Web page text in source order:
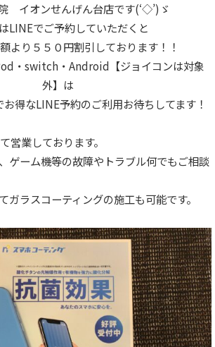
イオンせんげん台店です(‘◇’)ゞ
LINEでご予約していただくと
より５５０円割引しております！！
・switch・Android【ジョイコンは対象
外】は
得なLINE予約のご利用お待ちしてます！
営業しております。
ゲーム機等の故障やトラブル何でもご相談
ガラスコーティングの施工も可能です。